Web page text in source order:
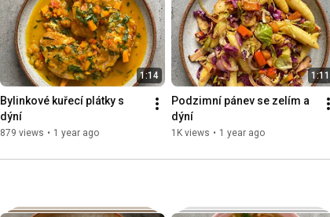
1:14
Bylinkové kuřecí plátky s
dýní
879 views • 1 year ago
1:11
Podzimní pánev se zelím a
dýní
1K views • 1 year ago